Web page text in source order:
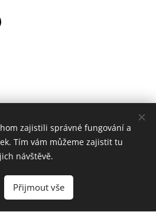
TANCEM
vědomý tanec 2025
Webnode
zajistili správné fungování a
Tím vám můžeme zajistit tu
návštěvě.
Přijmout vše